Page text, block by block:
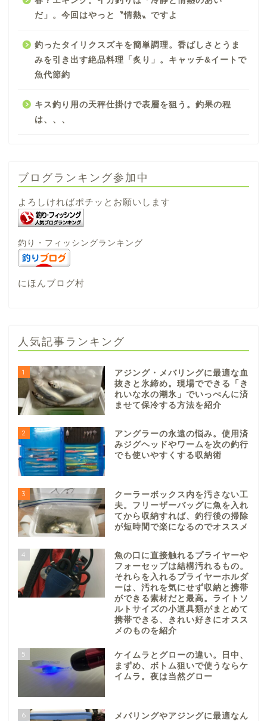
だ」。今回はやっと〝情熱〟ですよ
釣ったタイリクスズキを簡単調理。香ばしさとうま
みを引き出す絶品料理「炙り」。キャッチ&イートで
魚代節約
キス釣り用の天秤仕掛けで表層を狙う。釣果の程
は、、、
ブログランキング参加中
よろしければポチッとお願いします
釣り・フィッシングランキング
にほんブログ村
人気記事ランキング
1
アジング・メバリングに最適な血
抜きと氷締め。現場でできる「き
れいな水の潮氷」でいっぺんに済
ませて保冷する方法を紹介
2
アングラーの永遠の悩み。使用済
みジグヘッドやワームを次の釣行
でも使いやすくする収納術
3
クーラーボックス内を汚さない工
夫。フリーザーバッグに魚を入れ
てから収納すれば、釣行後の掃除
が短時間で楽になるのでオススメ
4
魚の口に直接触れるプライヤーや
フォーセップは結構汚れるもの。
それらを入れるプライヤーホルダ
ーは、汚れを気にせず収納と携帯
ができる素材だと最高。ライトソ
ルトサイズの小道具類がまとめて
携帯できる、きれい好きにオスス
メのものを紹介
5
ケイムラとグローの違い。日中、
まずめ、ボトム狙いで使うならケ
イムラ。夜は当然グロー
6
メバリングやアジングに最適なん